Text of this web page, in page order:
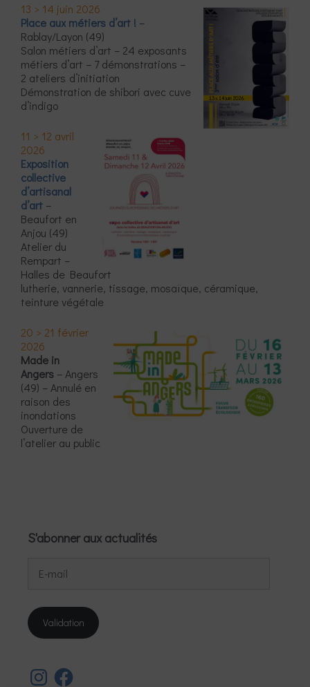
13 > 14 juin 2026
Place aux métiers d’art ! –
Rablay/Layon (49)
Salon métiers d’art – 24 exposants
métiers d’art – 7 démonstrations –
2 ateliers d’initiation
Démonstration de shibori avec cuve
d’indigo
11 > 12 avril
2026
Exposition
collective
d’artisanal
d’art –
Beaufort en
Anjou (49)
Atelier du
Rempart –
Halles de Beaufort
lutherie, vannerie, tissage, mosaïque, céramique,
teinture végétale
20 > 21 février
2026
Made in
Angers – Angers
(49) – Annulé en
raison des
inondations
Ouverture de
l’atelier au public
S'abonner aux actualités
mail
Validation
InstagramFacebook